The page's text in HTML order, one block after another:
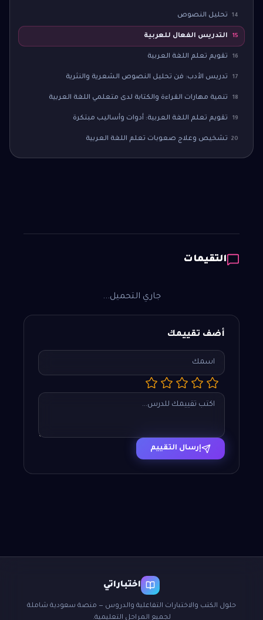
14 تحليل النصوص
15 التدريس الفعال للعربية
16 تقويم تعلم اللغة العربية
17 تدريس الأدب: فن تحليل النصوص الشعرية والنثرية
18 تنمية مهارات القراءة والكتابة لدى متعلمي اللغة العربية
19 تقويم تعلم اللغة العربية: أدوات وأساليب مبتكرة
20 تشخيص وعلاج صعوبات تعلم اللغة العربية
التقيمات
جاري التحميل...
أضف تقييمك
إرسال التقييم
اختباراتي
حلول الكتب والاختبارات التفاعلية والدروس — منصة سعودية شاملة
لجميع المراحل التعليمية.